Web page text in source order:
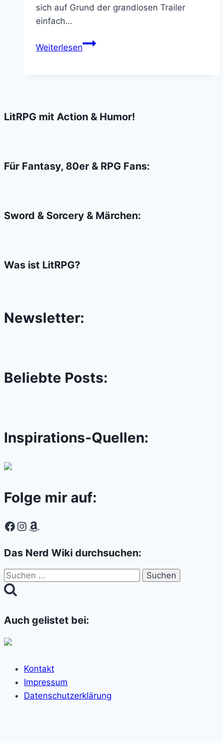
sich auf Grund der grandiosen Trailer
einfach…
WeiterlesenFilmkritik:
Past
so
Class
LitRPG mit Action & Humor!
Für Fantasy, 80er & RPG Fans:
Sword & Sorcery & Märchen:
Was ist LitRPG?
Newsletter:
Beliebte Posts:
Inspirations-Quellen:
Folge mir auf:
Facebook
Instagram
Amazon
Das Nerd Wiki durchsuchen:
Suchen
nach:
Auch gelistet bei:
Kontakt
Impressum
Datenschutzerklärung